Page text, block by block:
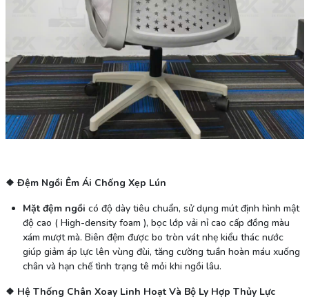
❖ Đệm Ngồi Êm Ái Chống Xẹp Lún
Mặt đệm ngồi có độ dày tiêu chuẩn, sử dụng mút định hình mật
độ cao ( High-density foam ), bọc lớp vải nỉ cao cấp đồng màu
xám mượt mà. Biên đệm được bo tròn vát nhẹ kiểu thác nước
giúp giảm áp lực lên vùng đùi, tăng cường tuần hoàn máu xuống
chân và hạn chế tình trạng tê mỏi khi ngồi lâu.
❖ Hệ Thống Chân Xoay Linh Hoạt Và Bộ Ly Hợp Thủy Lực